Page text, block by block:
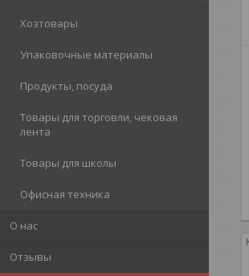
Хозтовары
Упаковочные материалы
Продукты, посуда
Товары для торговли, чековая
лента
Товары для школы
Офисная техника
О нас
Отзывы